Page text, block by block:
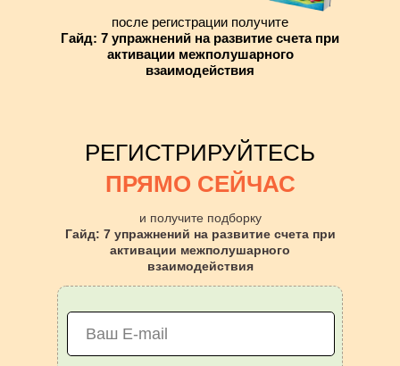
после регистрации получите
Гайд: 7 упражнений на развитие счета при
активации межполушарного
взаимодействия
РЕГИСТРИРУЙТЕСЬ
ПРЯМО СЕЙЧАС
и получите подборку
Гайд: 7 упражнений на развитие счета при
активации межполушарного
взаимодействия